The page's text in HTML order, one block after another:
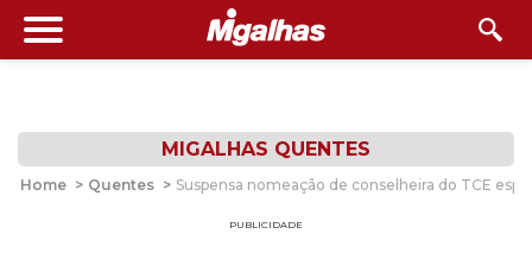
MIGALHAS QUENTES
Home > Quentes > Suspensa nomeação de conselheira do TCE
PUBLICIDADE